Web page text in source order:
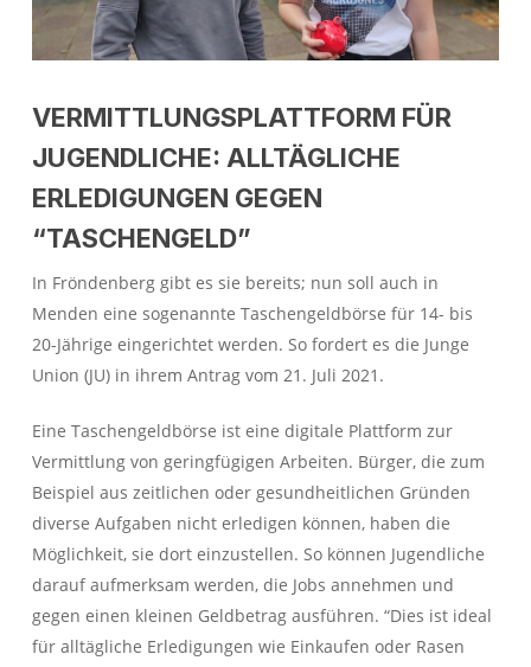
VERMITTLUNGSPLATTFORM FÜR
JUGENDLICHE: ALLTÄGLICHE
ERLEDIGUNGEN GEGEN
“TASCHENGELD”
In Fröndenberg gibt es sie bereits; nun soll auch in
Menden eine sogenannte Taschengeldbörse für 14- bis
20-Jährige eingerichtet werden. So fordert es die Junge
Union (JU) in ihrem Antrag vom 21. Juli 2021.
Eine Taschengeldbörse ist eine digitale Plattform zur
Vermittlung von geringfügigen Arbeiten. Bürger, die zum
Beispiel aus zeitlichen oder gesundheitlichen Gründen
diverse Aufgaben nicht erledigen können, haben die
Möglichkeit, sie dort einzustellen. So können Jugendliche
darauf aufmerksam werden, die Jobs annehmen und
gegen einen kleinen Geldbetrag ausführen. “Dies ist ideal
für alltägliche Erledigungen wie Einkaufen oder Rasen